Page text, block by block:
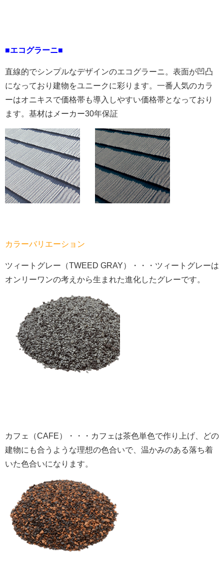
■エコグラーニ■
直線的でシンプルなデザインのエコグラーニ。表面が凹凸
になっており建物をユニークに彩ります。一番人気のカラ
ーはオニキスで価格帯も導入しやすい価格帯となっており
ます。基材はメーカー30年保証
カラーバリエーション
ツィートグレー（TWEED GRAY）・・・ツィートグレーは
オンリーワンの考えから生まれた進化したグレーです。
カフェ（CAFE）・・・カフェは茶色単色で作り上げ、どの
建物にも合うような理想の色合いで、温かみのある落ち着
いた色合いになります。